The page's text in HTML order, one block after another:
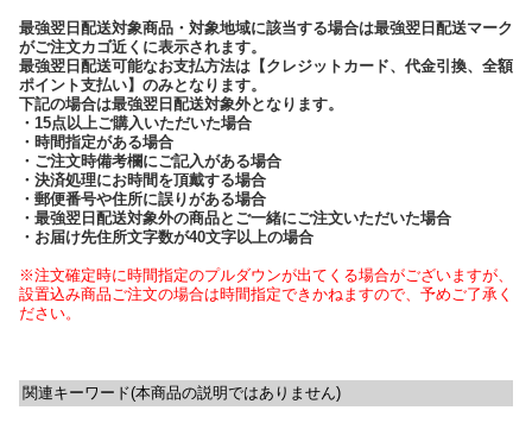
最強翌日配送対象商品・対象地域に該当する場合は最強翌日配送マーク
がご注文カゴ近くに表示されます。
最強翌日配送可能なお支払方法は【クレジットカード、代金引換、全額
ポイント支払い】のみとなります。
下記の場合は最強翌日配送対象外となります。
・15点以上ご購入いただいた場合
・時間指定がある場合
・ご注文時備考欄にご記入がある場合
・決済処理にお時間を頂戴する場合
・郵便番号や住所に誤りがある場合
・最強翌日配送対象外の商品とご一緒にご注文いただいた場合
・お届け先住所文字数が40文字以上の場合
※注文確定時に時間指定のプルダウンが出てくる場合がございますが、
設置込み商品ご注文の場合は時間指定できかねますので、予めご了承く
ださい。
関連キーワード(本商品の説明ではありません)